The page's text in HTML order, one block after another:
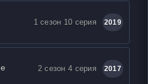
1 сезон 10 серия 2019
2 сезон 4 серия 2017